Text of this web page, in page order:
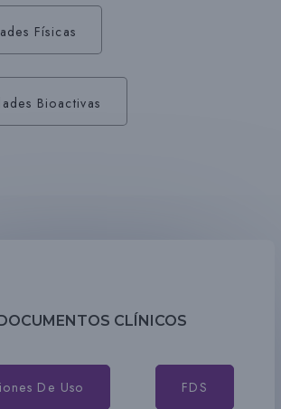
Físicas
Bioactivas
DOCUMENTOS CLÍNICOS
De Uso FDS